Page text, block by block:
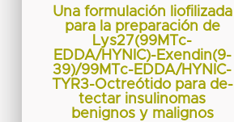
Una formulación liofilizada
para la preparación de
Lys27(99MTc-
EDDA/HYNIC)-Exendin(9-
39)/99MTc-EDDA/HYNIC-
TYR3-Octreótido para de-
tectar insulinomas
benignos y malignos